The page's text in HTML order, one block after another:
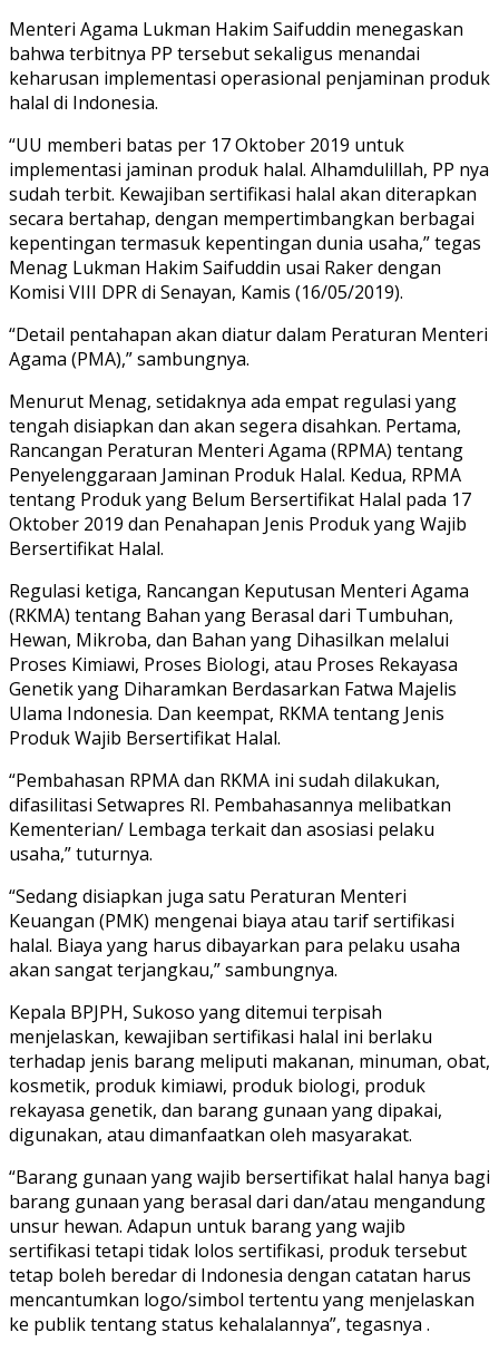
Menteri Agama Lukman Hakim Saifuddin menegaskan
bahwa terbitnya PP tersebut sekaligus menandai
keharusan implementasi operasional penjaminan produk
halal di Indonesia.
“UU memberi batas per 17 Oktober 2019 untuk
implementasi jaminan produk halal. Alhamdulillah, PP nya
sudah terbit. Kewajiban sertifikasi halal akan diterapkan
secara bertahap, dengan mempertimbangkan berbagai
kepentingan termasuk kepentingan dunia usaha,” tegas
Menag Lukman Hakim Saifuddin usai Raker dengan
Komisi VIII DPR di Senayan, Kamis (16/05/2019).
“Detail pentahapan akan diatur dalam Peraturan Menteri
Agama (PMA),” sambungnya.
Menurut Menag, setidaknya ada empat regulasi yang
tengah disiapkan dan akan segera disahkan. Pertama,
Rancangan Peraturan Menteri Agama (RPMA) tentang
Penyelenggaraan Jaminan Produk Halal. Kedua, RPMA
tentang Produk yang Belum Bersertifikat Halal pada 17
Oktober 2019 dan Penahapan Jenis Produk yang Wajib
Bersertifikat Halal.
Regulasi ketiga, Rancangan Keputusan Menteri Agama
(RKMA) tentang Bahan yang Berasal dari Tumbuhan,
Hewan, Mikroba, dan Bahan yang Dihasilkan melalui
Proses Kimiawi, Proses Biologi, atau Proses Rekayasa
Genetik yang Diharamkan Berdasarkan Fatwa Majelis
Ulama Indonesia. Dan keempat, RKMA tentang Jenis
Produk Wajib Bersertifikat Halal.
“Pembahasan RPMA dan RKMA ini sudah dilakukan,
difasilitasi Setwapres RI. Pembahasannya melibatkan
Kementerian/ Lembaga terkait dan asosiasi pelaku
usaha,” tuturnya.
“Sedang disiapkan juga satu Peraturan Menteri
Keuangan (PMK) mengenai biaya atau tarif sertifikasi
halal. Biaya yang harus dibayarkan para pelaku usaha
akan sangat terjangkau,” sambungnya.
Kepala BPJPH, Sukoso yang ditemui terpisah
menjelaskan, kewajiban sertifikasi halal ini berlaku
terhadap jenis barang meliputi makanan, minuman, obat,
kosmetik, produk kimiawi, produk biologi, produk
rekayasa genetik, dan barang gunaan yang dipakai,
digunakan, atau dimanfaatkan oleh masyarakat.
“Barang gunaan yang wajib bersertifikat halal hanya bagi
barang gunaan yang berasal dari dan/atau mengandung
unsur hewan. Adapun untuk barang yang wajib
sertifikasi tetapi tidak lolos sertifikasi, produk tersebut
tetap boleh beredar di Indonesia dengan catatan harus
mencantumkan logo/simbol tertentu yang menjelaskan
ke publik tentang status kehalalannya”, tegasnya .